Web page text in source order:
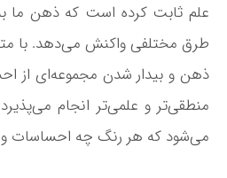
علم ثابت کرده است که ذهن
طرق مختلفی واکنش می‌­دهد. با
ذهن و بیدار شدن مجموعه‌­ای از
منطقی‌­تر و علمی‌­تر انجام
می­‌شود که هر رنگ چه احساسات و